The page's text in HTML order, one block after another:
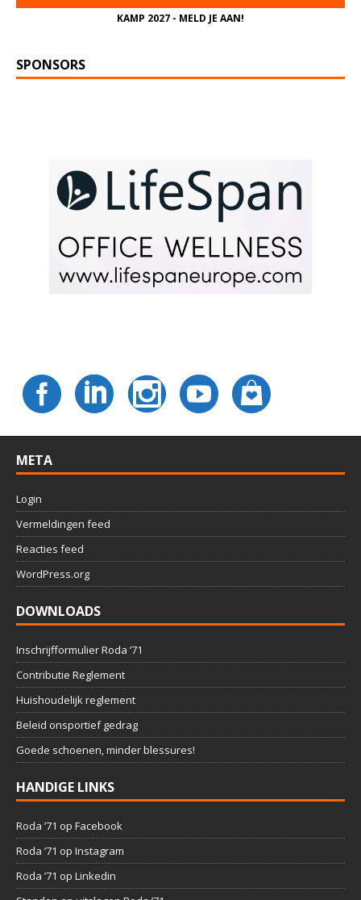
KAMP 2027 - MELD JE AAN!
SPONSORS
META
Login
Vermeldingen feed
Reacties feed
WordPress.org
DOWNLOADS
Inschrijfformulier Roda ’71
Contributie Reglement
Huishoudelijk reglement
Beleid onsportief gedrag
Goede schoenen, minder blessures!
HANDIGE LINKS
Roda ’71 op Facebook
Roda ’71 op Instagram
Roda ’71 op Linkedin